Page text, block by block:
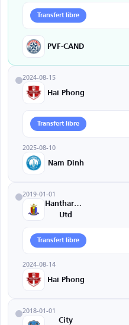
Transfert libre
PVF-CAND
2024-08-15
Hai Phong
Transfert libre
2025-08-10
Nam Dinh
2019-01-01
Hantharwady
Utd
Transfert libre
2024-08-14
Hai Phong
2018-01-01
City